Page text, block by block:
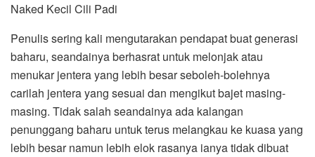
Naked Kecil Cili Padi
Penulis sering kali mengutarakan pendapat buat generasi
baharu, seandainya berhasrat untuk melonjak atau
menukar jentera yang lebih besar seboleh-bolehnya
carilah jentera yang sesuai dan mengikut bajet masing-
masing. Tidak salah seandainya ada kalangan
penunggang baharu untuk terus melangkau ke kuasa yang
lebih besar namun lebih elok rasanya ianya tidak dibuat